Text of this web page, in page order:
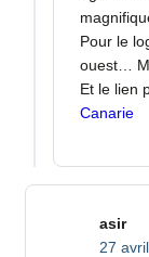
Pour le
ouest…
Et le lien
Canarie
asir
27